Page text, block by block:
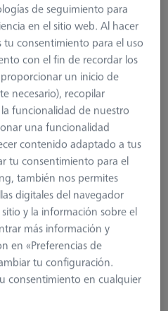
PALLET
de seguimiento para
en el sitio web. Al hacer
tu consentimiento para el uso
con el fin de recordar los
un inicio de
necesario), recopilar
funcionalidad de nuestro
una funcionalidad
contenido adaptado a tus
tu consentimiento para el
también nos permites
digitales del navegador
y la información sobre el
más información y
en «Preferencias de
tu configuración.
consentimiento en cualquier